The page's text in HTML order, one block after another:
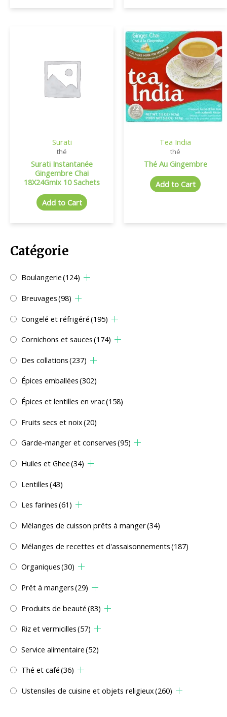
Catégorie
Boulangerie(124)
Breuvages(98)
Congelé et réfrigéré(195)
Cornichons et sauces(174)
Des collations(237)
Épices emballées(302)
Épices et lentilles en vrac(158)
Fruits secs et noix(20)
Garde-manger et conserves(95)
Huiles et Ghee(34)
Lentilles(43)
Les farines(61)
Mélanges de cuisson prêts à manger(34)
Mélanges de recettes et d'assaisonnements(187)
Organiques(30)
Prêt à mangers(29)
Produits de beauté(83)
Riz et vermicilles(57)
Service alimentaire(52)
Thé et café(36)
Ustensiles de cuisine et objets religieux(260)
Surati
thé
Surati Instantanée
Gingembre Chai
18X24Gmix 10 Sachets
Add to Cart
Tea India
thé
Thé Au Gingembre
Add to Cart